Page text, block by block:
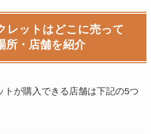
レットはどこに売って
所・店舗を紹介
トが購入できる店舗は下記の5つ